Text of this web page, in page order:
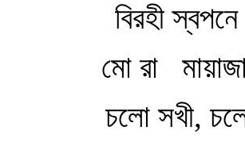
বিরহী স্বপনে
রা মায়াজাল
চলো সখী,